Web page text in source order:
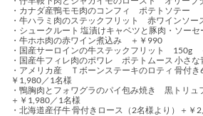
・カナダ産鴨モモ肉のコンフィ ポテトソテー
・牛ハラミ肉のステックフリット 赤ワインソー
・シュークルート 塩漬けキャベツと豚肉・ソー
・牛ホホ肉の赤ワイン煮込み ＋￥990
・国産サーロインの牛ステックフリット 150g
・国産牛フィレ肉のポワレ ポテトムース 小さ
・アメリカ産 Ｔボーンステーキのロティ 骨付
￥1,980／1名様
・鴨胸肉とフォワグラのパイ包み焼き 黒トリ
＋￥1,980／1名様
・北海道産仔牛 骨付きロース（2名様より）＋￥